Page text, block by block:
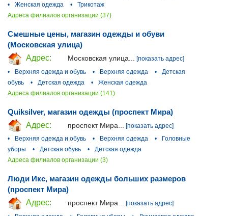
•
Женская одежда •
Трикотаж
Адреса филиалов организации (37)
Смешные цены, магазин одежды и обуви
(Московская улица)
Адрес:
Московская улица...
[показать адрес]
•
Верхняя одежда и обувь • Верхняя одежда •
Детская
обувь
• Детская одежда •
Женская одежда
Адреса филиалов организации (141)
Quiksilver, магазин одежды (проспект Мира)
Адрес:
проспект Мира...
[показать адрес]
•
Верхняя одежда и обувь • Верхняя одежда •
Головные
уборы
• Детская обувь •
Детская одежда
Адреса филиалов организации (3)
Люди Икс, магазин одежды больших размеров
(проспект Мира)
Адрес:
проспект Мира... [показать адрес]